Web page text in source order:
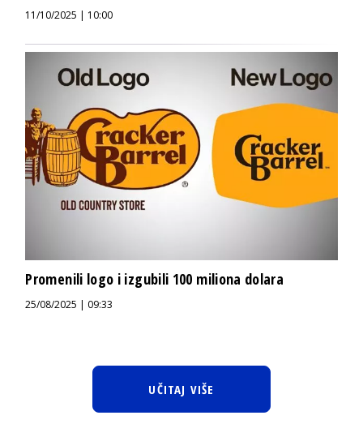
11/10/2025 | 10:00
Promenili logo i izgubili 100 miliona dolara
25/08/2025 | 09:33
UČITAJ VIŠE